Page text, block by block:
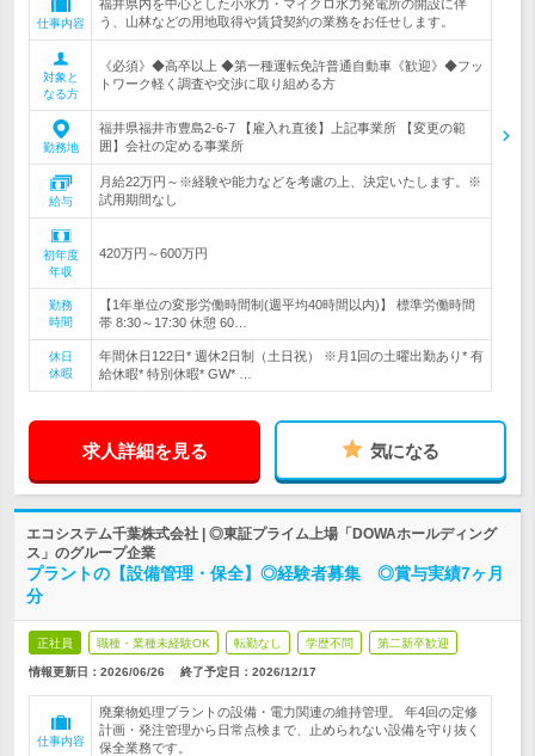
仕事内容
福井県内を中心とした小水力・マイクロ水力発電所の開設に伴
う、山林などの用地取得や賃貸契約の業務をお任せします。
対象と
なる方
《必須》◆高卒以上 ◆第一種運転免許普通自動車《歓迎》◆フッ
トワーク軽く調査や交渉に取り組める方
勤務地
福井県福井市豊島2-6-7 【雇入れ直後】上記事業所 【変更の範
囲】会社の定める事業所
給与
月給22万円～※経験や能力などを考慮の上、決定いたします。※
試用期間なし
初年度
年収
420万円～600万円
勤務
時間
【1年単位の変形労働時間制(週平均40時間以内)】 標準労働時間
帯 8:30～17:30 休憩 60…
休日
休暇
年間休日122日* 週休2日制（土日祝） ※月1回の土曜出勤あり* 有
給休暇* 特別休暇* GW* …
求人詳細を見る 気になる
エコシステム千葉株式会社 | ◎東証プライム上場「DOWAホールディング
ス」のグループ企業
プラントの【設備管理・保全】◎経験者募集 ◎賞与実績7ヶ月
分
正社員 職種・業種未経験OK 転勤なし 学歴不問 第二新卒歓迎
情報更新日：2026/06/26 終了予定日： 2026/12/17
仕事内容
廃棄物処理プラントの設備・電力関連の維持管理。 年4回の定修
計画・発注管理から日常点検まで、止められない設備を守り抜く
保全業務です。